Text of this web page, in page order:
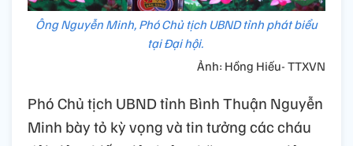
Ông Nguyễn Minh, Phó Chủ tịch UBND tỉnh phát biểu
tại Đại hội.
Ảnh: Hồng Hiếu- TTXVN
Phó Chủ tịch UBND tỉnh Bình Thuận Nguyễn
Minh bày tỏ kỳ vọng và tin tưởng các cháu